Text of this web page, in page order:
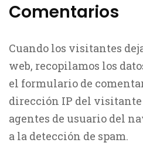
Comentarios
Cuando los visitantes
web, recopilamos los
el formulario de
dirección IP del visitante
agentes de usuario del
a la detección de spam.